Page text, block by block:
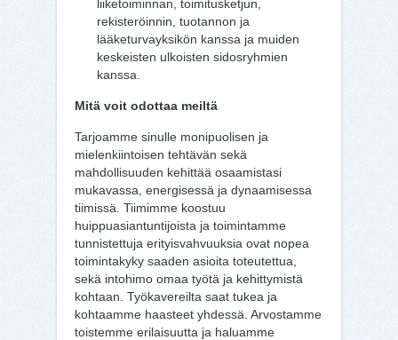
liiketoiminnan, toimitusketjun,
rekisteröinnin, tuotannon ja
lääketurvayksikön kanssa ja muiden
keskeisten ulkoisten sidosryhmien
kanssa.
Mitä voit odottaa meiltä
Tarjoamme sinulle monipuolisen ja
mielenkiintoisen tehtävän sekä
mahdollisuuden kehittää osaamistasi
mukavassa, energisessä ja dynaamisessa
tiimissä. Tiimimme koostuu
huippuasiantuntijoista ja toimintamme
tunnistettuja erityisvahvuuksia ovat nopea
toimintakyky saaden asioita toteutettua,
sekä intohimo omaa työtä ja kehittymistä
kohtaan. Työkavereilta saat tukea ja
kohtaamme haasteet yhdessä. Arvostamme
toistemme erilaisuutta ja haluamme